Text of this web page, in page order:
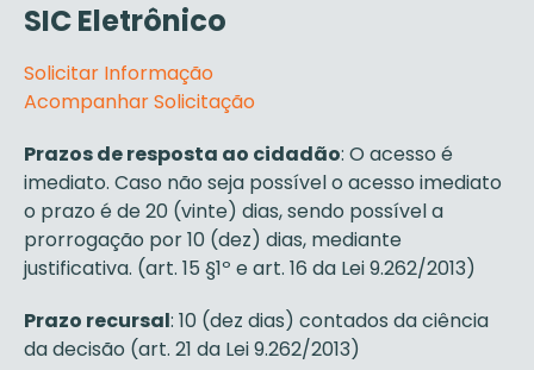
SIC Eletrônico
Solicitar Informação
Acompanhar Solicitação
Prazos de resposta ao cidadão: O acesso é
imediato. Caso não seja possível o acesso imediato
o prazo é de 20 (vinte) dias, sendo possível a
prorrogação por 10 (dez) dias, mediante
justificativa. (art. 15 §1º e art. 16 da Lei 9.262/2013)
Prazo recursal: 10 (dez dias) contados da ciência
da decisão (art. 21 da Lei 9.262/2013)